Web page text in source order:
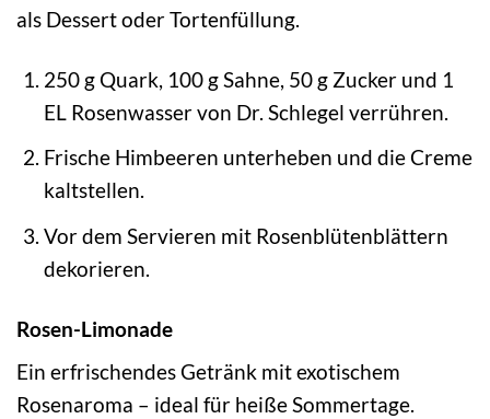
als Dessert oder Tortenfüllung.
250 g Quark, 100 g Sahne, 50 g Zucker und 1
EL Rosenwasser von Dr. Schlegel verrühren.
Frische Himbeeren unterheben und die Creme
kaltstellen.
Vor dem Servieren mit Rosenblütenblättern
dekorieren.
Rosen-Limonade
Ein erfrischendes Getränk mit exotischem
Rosenaroma – ideal für heiße Sommertage.